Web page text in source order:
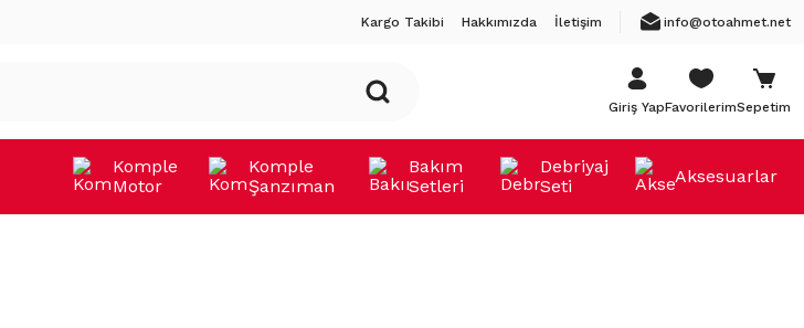
Kargo Takibi Hakkımızda İletişim info@otoahmet.net
Giriş YapFavorilerimSepetim
Komple
Motor
Komple
Şanzıman
Bakım
Setleri
Debriyaj
Seti
Aksesuarlar